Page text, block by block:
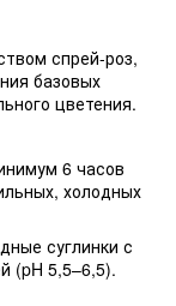
спрей-роз,
базовых
цветения.
6 часов
холодных
суглинки с
(pH 5,5–6,5).